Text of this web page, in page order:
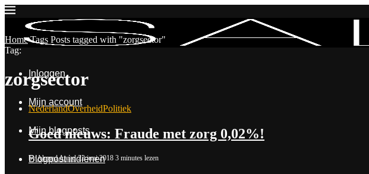
Inloggen
Mijn account
Mijn blogposts
Blogpost indienen
Home Tags Posts tagged with "zorgsector"
Tag:
zorgsector
NederlandOverheidPolitiek
Goed nieuws: Fraude met zorg 0,02%!
byAhmed Aarad 22 juni 2018 3 minutes lezen